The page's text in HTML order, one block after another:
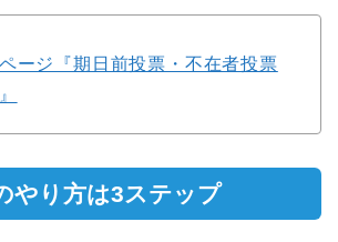
ージ『期日前投票・不在者投票
やり方は3ステップ